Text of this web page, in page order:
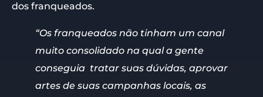
dos franqueados.
“Os franqueados não tinham um canal
muito consolidado na qual a gente
conseguia tratar suas dúvidas, aprovar
artes de suas campanhas locais, as